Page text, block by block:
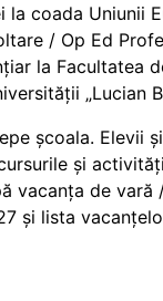
la coada Uniunii
/ Op Ed
la Facultatea
„Lucian
școala. Elevii
și
vacanța de vară
și lista